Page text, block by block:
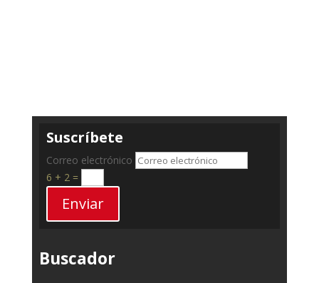
Suscríbete
Correo electrónico
6 + 2 =
Enviar
Buscador